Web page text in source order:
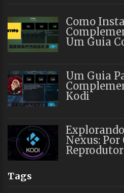
Como
Um Guia
Um Guia
Kodi
Nexus: Por
Tags